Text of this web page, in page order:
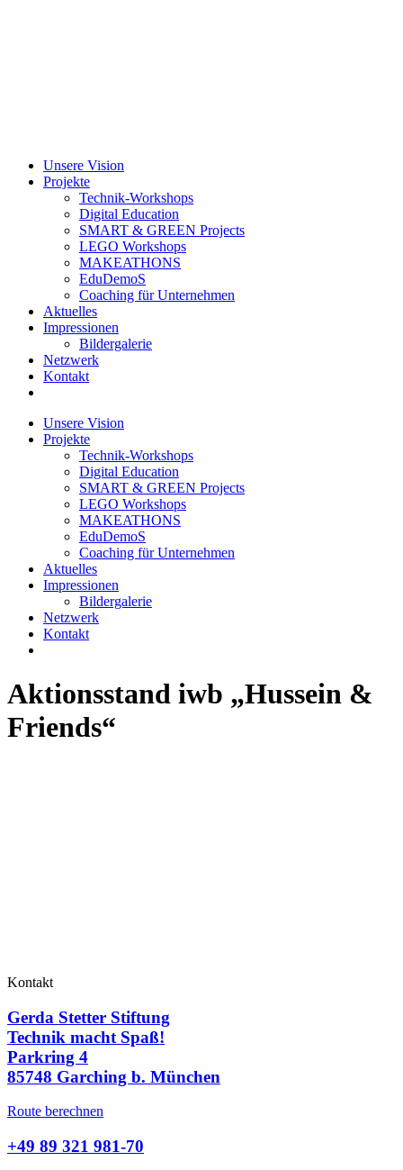
Unsere Vision
Projekte
Technik-Workshops
Digital Education
SMART & GREEN Projects
LEGO Workshops
MAKEATHONS
EduDemoS
Coaching für Unternehmen
Aktuelles
Impressionen
Bildergalerie
Netzwerk
Kontakt
Unsere Vision
Projekte
Technik-Workshops
Digital Education
SMART & GREEN Projects
LEGO Workshops
MAKEATHONS
EduDemoS
Coaching für Unternehmen
Aktuelles
Impressionen
Bildergalerie
Netzwerk
Kontakt
Aktionsstand iwb „Hussein &
Friends“
Kontakt
Gerda Stetter Stiftung
Technik macht Spaß!
Parkring 4
85748 Garching b. München
Route berechnen
+49 89 321 981-70